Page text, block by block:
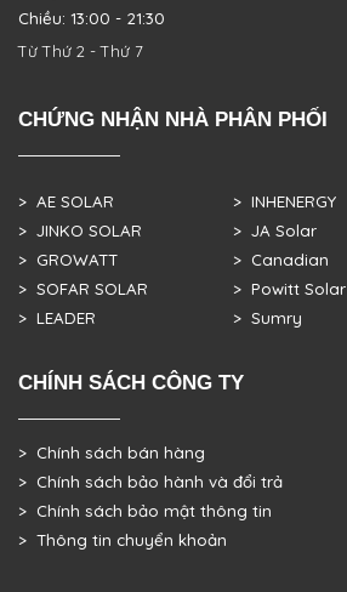
Chiều: 13:00 - 21:30
Từ Thứ 2 - Thứ 7
CHỨNG NHẬN NHÀ PHÂN PHỐI
> AE SOLAR
> JINKO SOLAR
> GROWATT
> SOFAR SOLAR
> LEADER
> INHENERGY
> JA Solar
> Canadian
> Powitt Solar
> Sumry
CHÍNH SÁCH CÔNG TY
> Chính sách bán hàng
> Chính sách bảo hành và đổi trả
> Chính sách bảo mật thông tin
> Thông tin chuyển khoản